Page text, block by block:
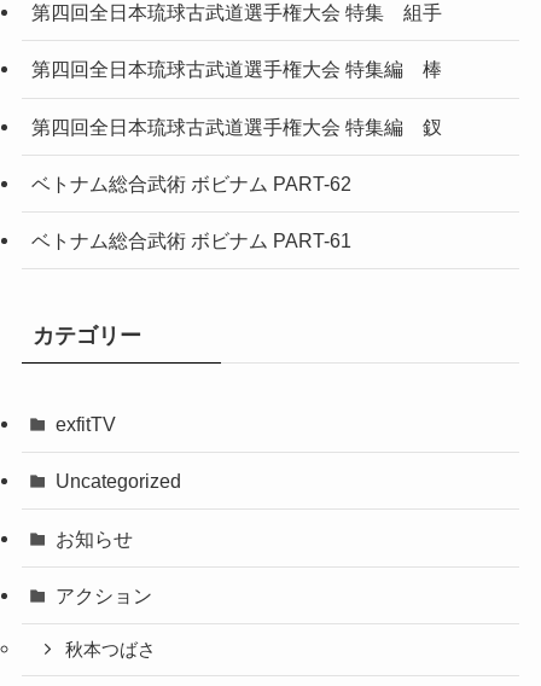
第四回全日本琉球古武道選手権大会 特集 組手
第四回全日本琉球古武道選手権大会 特集編 棒
第四回全日本琉球古武道選手権大会 特集編 釵
ベトナム総合武術 ボビナム PART-62
ベトナム総合武術 ボビナム PART-61
カテゴリー
exfitTV
Uncategorized
お知らせ
アクション
秋本つばさ